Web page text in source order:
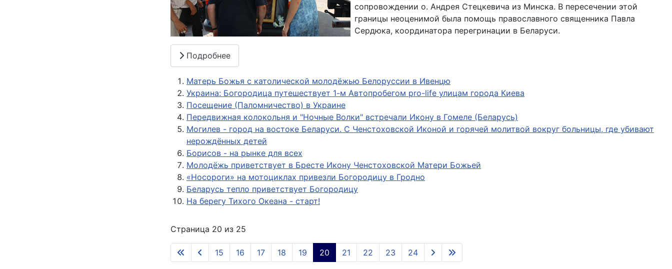
сопровождении о. Андрея Стецкевича из Минска. В пересечении этой
границы неоценимой была помощь православного священника Павла
Сердюка, координатора перегринации в Беларуси.
Подробнее
Матерь Божья с католической молодёжью Белорусcии в Ивенцю
Украина: Богородица путешествует 1-м Автопробегом pro-life улицам города Киева
Посещение (Паломничество) в Украине
Передвижная колокольня и "Ночные Волки" встречали Икону в Гомеле (Беларусь)
Могилев - город на востоке Беларуси. С Ченстоховской Иконой и горячей молитвой вокруг больницы, где убивают
нерождённых детей
Борисов - на рынке для всех
Молодёжь приветствует в Бресте Икону Ченстоховской Матери Божьей
«Носороги» на мотоциклах привезли Богородицу в Гродно
Беларусь тепло приветствует Богородицу
На берегу Тихого Океана - старт!
Страница 20 из 25
15 16 17 18 19 20 21 22 23 24